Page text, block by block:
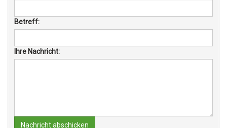
Betreff:
Ihre Nachricht:
Nachricht abschicken